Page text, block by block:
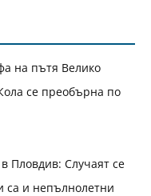
на пътя Велико
се преобърна по
Пловдив: Случаят се
са и непълнолетни